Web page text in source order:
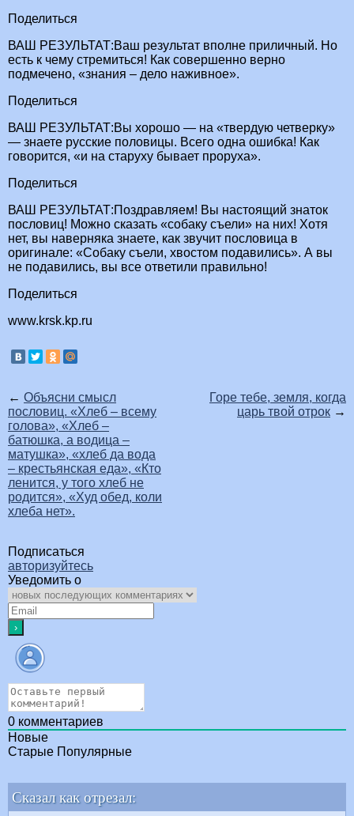
Поделиться
ВАШ РЕЗУЛЬТАТ:Ваш результат вполне приличный. Но
есть к чему стремиться! Как совершенно верно
подмечено, «знания – дело наживное».
Поделиться
ВАШ РЕЗУЛЬТАТ:Вы хорошо — на «твердую четверку»
— знаете русские половицы. Всего одна ошибка! Как
говорится, «и на старуху бывает проруха».
Поделиться
ВАШ РЕЗУЛЬТАТ:Поздравляем! Вы настоящий знаток
пословиц! Можно сказать «собаку съели» на них! Хотя
нет, вы наверняка знаете, как звучит пословица в
оригинале: «Собаку съели, хвостом подавились». А вы
не подавились, вы все ответили правильно!
Поделиться
www.krsk.kp.ru
← Объясни смысл
пословиц. «Хлеб – всему
голова», «Хлеб –
батюшка, а водица –
матушка», «хлеб да вода
– крестьянская еда», «Кто
ленится, у того хлеб не
родится», «Худ обед, коли
хлеба нет».
Горе тебе, земля, когда
царь твой отрок →
Подписаться
авторизуйтесь
Уведомить о
0 комментариев
Новые
Старые Популярные
Сказал как отрезал: